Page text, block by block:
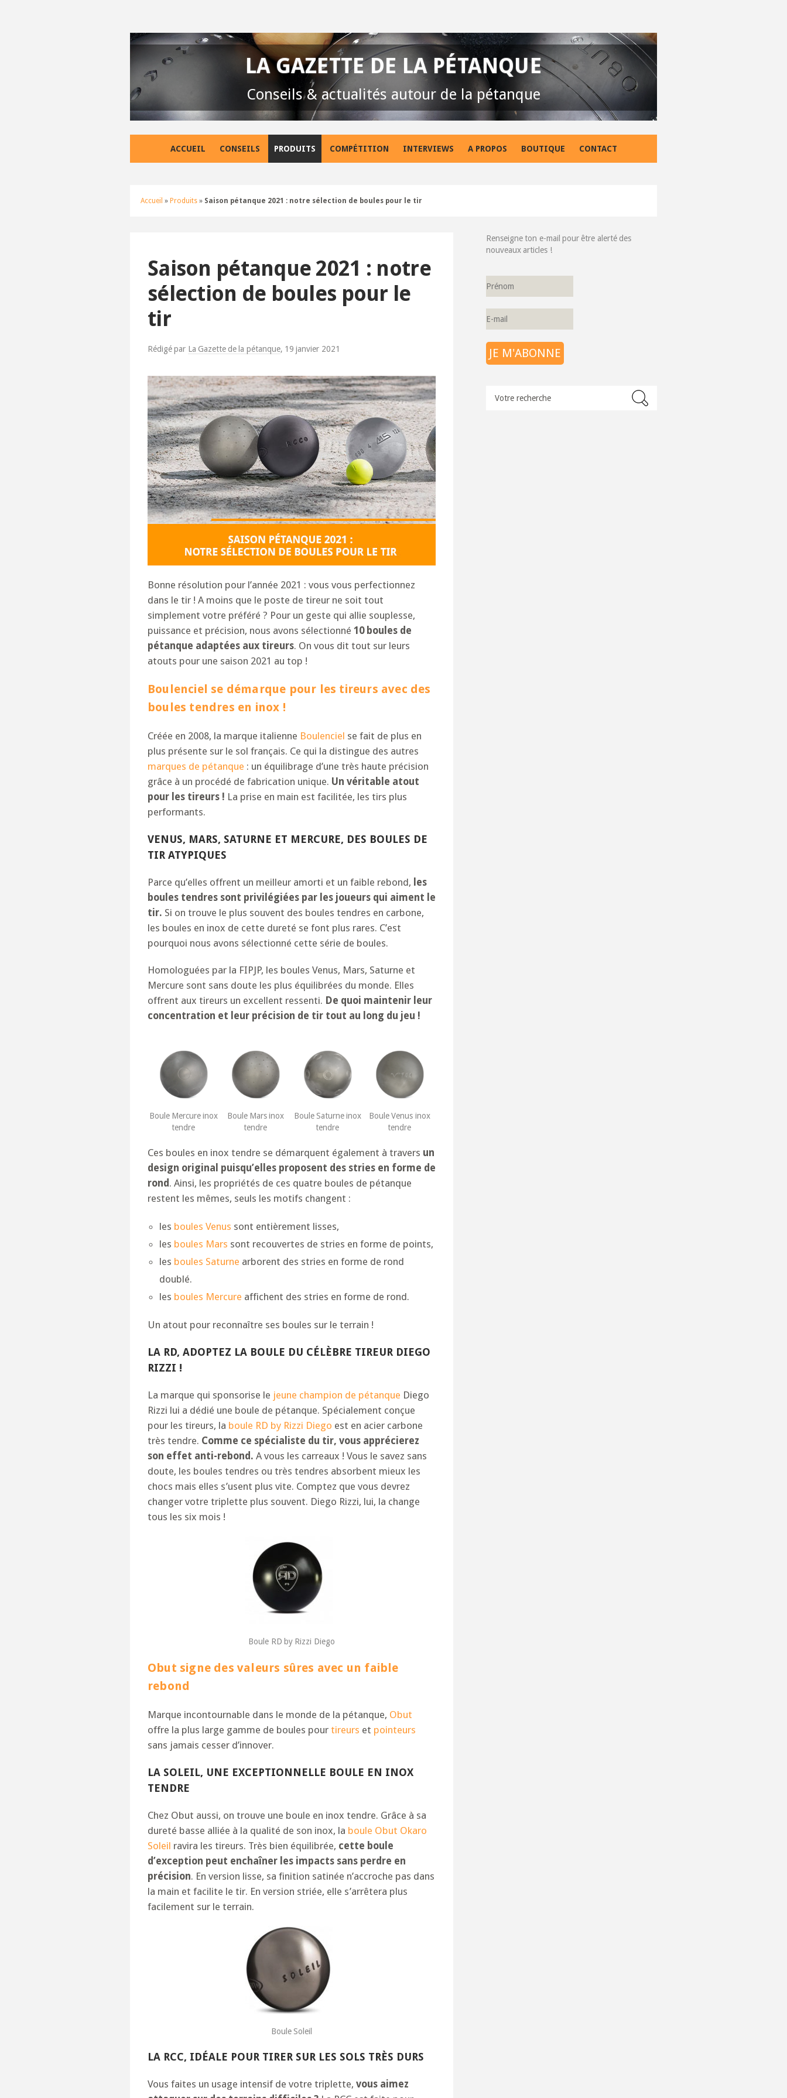
LA GAZETTE DE LA PÉTANQUE
Conseils & actualités autour de la pétanque
ACCUEIL CONSEILS PRODUITS COMPÉTITION INTERVIEWS A PROPOS BOUTIQUE CONTACT
Accueil » Produits » Saison pétanque 2021 : notre sélection de boules pour le tir
Saison pétanque 2021 : notre
sélection de boules pour le
tir
Rédigé par La Gazette de la pétanque, 19 janvier 2021
Bonne résolution pour l’année 2021 : vous vous perfectionnez
dans le tir ! A moins que le poste de tireur ne soit tout
simplement votre préféré ? Pour un geste qui allie souplesse,
puissance et précision, nous avons sélectionné 10 boules de
pétanque adaptées aux tireurs. On vous dit tout sur leurs
atouts pour une saison 2021 au top !
Boulenciel se démarque pour les tireurs avec des
boules tendres en inox !
Créée en 2008, la marque italienne Boulenciel se fait de plus en
plus présente sur le sol français. Ce qui la distingue des autres
marques de pétanque : un équilibrage d’une très haute précision
grâce à un procédé de fabrication unique. Un véritable atout
pour les tireurs ! La prise en main est facilitée, les tirs plus
performants.
VENUS, MARS, SATURNE ET MERCURE, DES BOULES DE
TIR ATYPIQUES
Parce qu’elles offrent un meilleur amorti et un faible rebond, les
boules tendres sont privilégiées par les joueurs qui aiment le
tir. Si on trouve le plus souvent des boules tendres en carbone,
les boules en inox de cette dureté se font plus rares. C’est
pourquoi nous avons sélectionné cette série de boules.
Homologuées par la FIPJP, les boules Venus, Mars, Saturne et
Mercure sont sans doute les plus équilibrées du monde. Elles
offrent aux tireurs un excellent ressenti. De quoi maintenir leur
concentration et leur précision de tir tout au long du jeu !
Boule Mercure inox
tendre
Boule Mars inox
tendre
Boule Saturne inox
tendre
Boule Venus inox
tendre
Ces boules en inox tendre se démarquent également à travers un
design original puisqu’elles proposent des stries en forme de
rond . Ainsi, les propriétés de ces quatre boules de pétanque
restent les mêmes, seuls les motifs changent :
les boules Venus sont entièrement lisses,
les boules Mars sont recouvertes de stries en forme de points,
les boules Saturne arborent des stries en forme de rond
doublé.
les boules Mercure affichent des stries en forme de rond.
Un atout pour reconnaître ses boules sur le terrain !
LA RD, ADOPTEZ LA BOULE DU CÉLÈBRE TIREUR DIEGO
RIZZI !
La marque qui sponsorise le jeune champion de pétanque Diego
Rizzi lui a dédié une boule de pétanque. Spécialement conçue
pour les tireurs, la boule RD by Rizzi Diego est en acier carbone
très tendre. Comme ce spécialiste du tir, vous apprécierez
son effet anti-rebond. A vous les carreaux ! Vous le savez sans
doute, les boules tendres ou très tendres absorbent mieux les
chocs mais elles s’usent plus vite. Comptez que vous devrez
changer votre triplette plus souvent. Diego Rizzi, lui, la change
tous les six mois !
Boule RD by Rizzi Diego
Obut signe des valeurs sûres avec un faible
rebond
Marque incontournable dans le monde de la pétanque, Obut
offre la plus large gamme de boules pour tireurs et pointeurs
sans jamais cesser d’innover.
LA SOLEIL, UNE EXCEPTIONNELLE BOULE EN INOX
TENDRE
Chez Obut aussi, on trouve une boule en inox tendre. Grâce à sa
dureté basse alliée à la qualité de son inox, la boule Obut Okaro
Soleil ravira les tireurs. Très bien équilibrée, cette boule
d’exception peut enchaîner les impacts sans perdre en
précision. En version lisse, sa finition satinée n’accroche pas dans
la main et facilite le tir. En version striée, elle s’arrêtera plus
facilement sur le terrain.
Boule Soleil
LA RCC, IDÉALE POUR TIRER SUR LES SOLS TRÈS DURS
Vous faites un usage intensif de votre triplette, vous aimez
Renseigne ton e-mail pour être alerté des
nouveaux articles !